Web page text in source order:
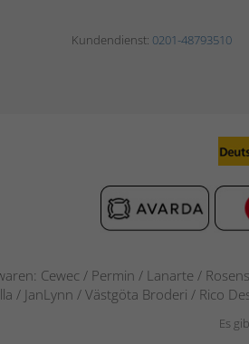
Kundendienst: 0201-48793510
Cewec / Permin / Lanarte /
/ JanLynn / Västgöta Broderi / Rico
Es